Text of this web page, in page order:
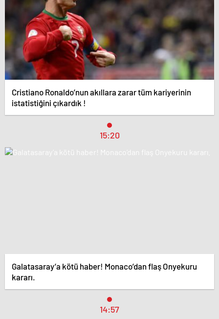
Cristiano Ronaldo’nun akıllara zarar tüm kariyerinin
istatistiğini çıkardık !
15:20
Galatasaray’a kötü haber! Monaco’dan flaş Onyekuru
kararı.
14:57